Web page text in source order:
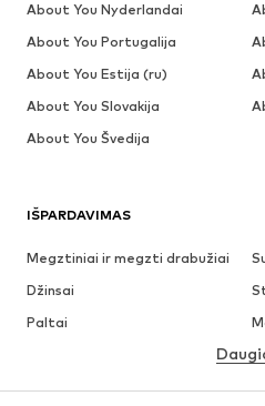
IŠPARDAVIMAS
Megztiniai ir megzti drabužiai
Džinsai
Paltai
Sijonai
About You Nyderlandai
About You Portugalija
About You Estija (ru)
About You Slovakija
About You Švedija